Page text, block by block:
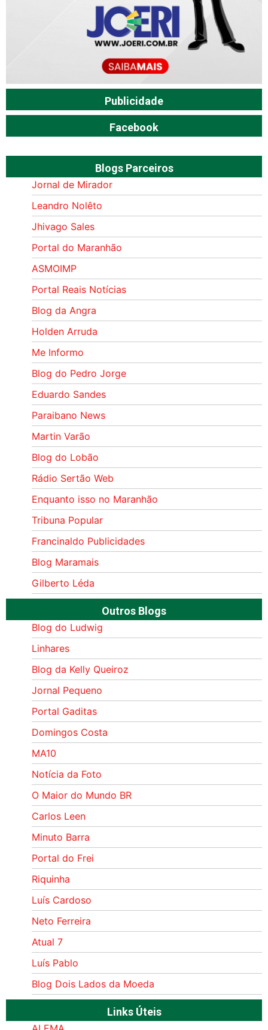
Publicidade
Facebook
Blogs Parceiros
Jornal de Mirador
Leandro Nolêto
Jhivago Sales
Portal do Maranhão
ASMOIMP
Portal Reais Notí­cias
Blog da Angra
Holden Arruda
Me Informo
Blog do Pedro Jorge
Eduardo Sandes
Paraibano News
Martin Varão
Blog do Lobão
Rádio Sertão Web
Enquanto isso no Maranhão
Tribuna Popular
Francinaldo Publicidades
Blog Maramais
Gilberto Léda
Outros Blogs
Blog do Ludwig
Linhares
Blog da Kelly Queiroz
Jornal Pequeno
Portal Gaditas
Domingos Costa
MA10
Notícia da Foto
O Maior do Mundo BR
Carlos Leen
Minuto Barra
Portal do Frei
Riquinha
Luís Cardoso
Neto Ferreira
Atual 7
Luís Pablo
Blog Dois Lados da Moeda
Links Úteis